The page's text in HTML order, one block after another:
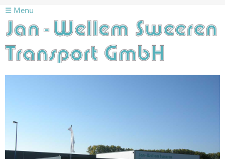
☰ Menu